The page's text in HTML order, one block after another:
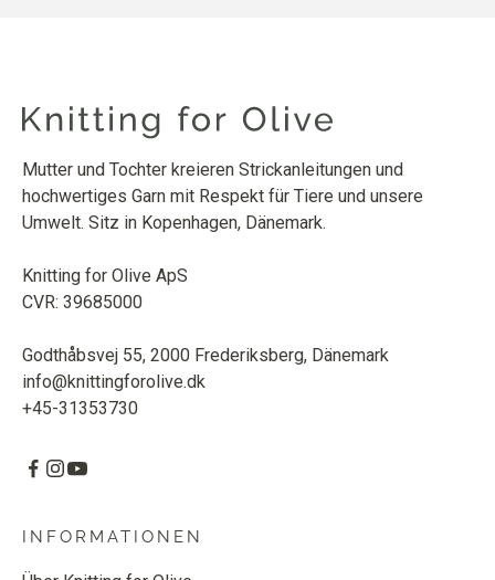
Mutter und Tochter kreieren Strickanleitungen und
hochwertiges Garn mit Respekt für Tiere und unsere
Umwelt. Sitz in Kopenhagen, Dänemark.
Knitting for Olive ApS
CVR: 39685000
Godthåbsvej 55, 2000 Frederiksberg, Dänemark
info@knittingforolive.dk
+45-31353730
INFORMATIONEN